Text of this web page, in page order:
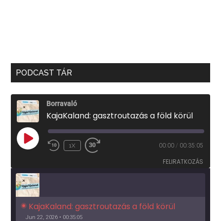
PODCAST TÁR
Borravaló
KajaKaland: gasztroutazás a föld körül
PLAY
EPISODE
1X 00:00 / 00:35:05
FELIRATKOZÁS
KajaKaland: gasztroutazás a föld körül
Jun 22, 2026 • 00:35:05